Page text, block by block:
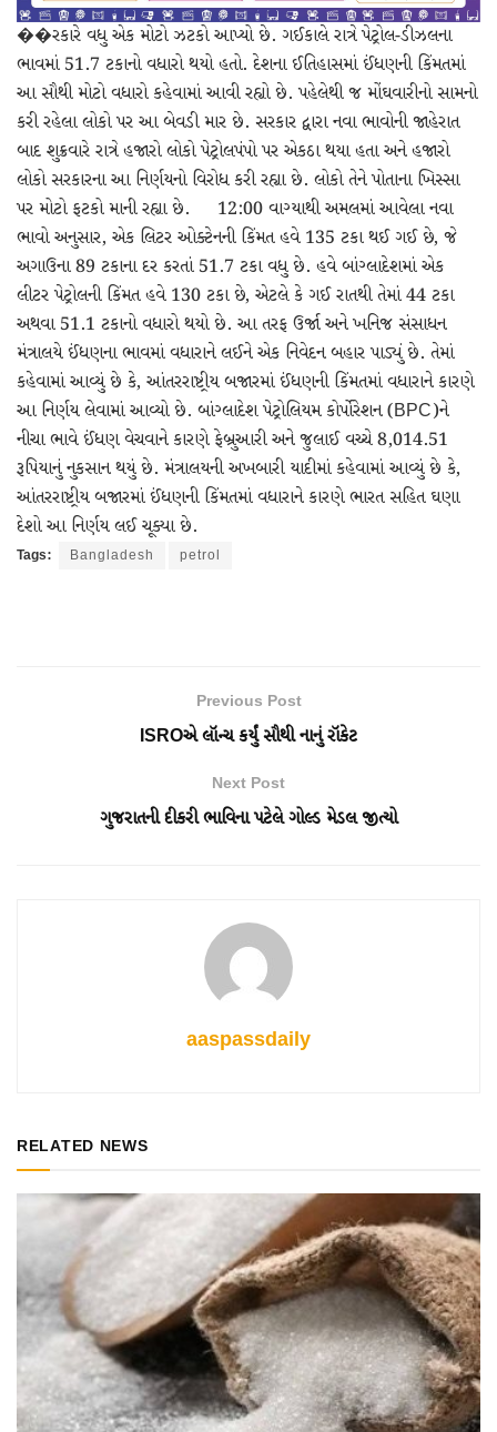
��રકારે વધુ એક મોટો ઝટકો આપ્યો છે. ગઈકાલે રાત્રે પેટ્રોલ-ડીઝલના
ભાવમાં 51.7 ટકાનો વધારો થયો હતો. દેશના ઈતિહાસમાં ઈંધણની કિંમતમાં
આ સૌથી મોટો વધારો કહેવામાં આવી રહ્યો છે. પહેલેથી જ મોંઘવારીનો સામનો
કરી રહેલા લોકો પર આ બેવડી માર છે. સરકાર દ્વારા નવા ભાવોની જાહેરાત
બાદ શુક્રવારે રાત્રે હજારો લોકો પેટ્રોલપંપો પર એકઠા થયા હતા અને હજારો
લોકો સરકારના આ નિર્ણયનો વિરોધ કરી રહ્યા છે. લોકો તેને પોતાના ખિસ્સા
પર મોટો ફટકો માની રહ્યા છે. 12:00 વાગ્યાથી અમલમાં આવેલા નવા
ભાવો અનુસાર, એક લિટર ઓક્ટેનની કિંમત હવે 135 ટકા થઈ ગઈ છે, જે
અગાઉના 89 ટકાના દર કરતાં 51.7 ટકા વધુ છે. હવે બાંગ્લાદેશમાં એક
લીટર પેટ્રોલની કિંમત હવે 130 ટકા છે, એટલે કે ગઈ રાતથી તેમાં 44 ટકા
અથવા 51.1 ટકાનો વધારો થયો છે. આ તરફ ઉર્જા અને ખનિજ સંસાધન
મંત્રાલયે ઈંધણના ભાવમાં વધારાને લઈને એક નિવેદન બહાર પાડ્યું છે. તેમાં
કહેવામાં આવ્યું છે કે, આંતરરાષ્ટ્રીય બજારમાં ઈંધણની કિંમતમાં વધારાને કારણે
આ નિર્ણય લેવામાં આવ્યો છે. બાંગ્લાદેશ પેટ્રોલિયમ કોર્પોરેશન (BPC)ને
નીચા ભાવે ઈંધણ વેચવાને કારણે ફેબ્રુઆરી અને જુલાઈ વચ્ચે 8,014.51
રૂપિયાનું નુકસાન થયું છે. મંત્રાલયની અખબારી યાદીમાં કહેવામાં આવ્યું છે કે,
આંતરરાષ્ટ્રીય બજારમાં ઈંધણની કિંમતમાં વધારાને કારણે ભારત સહિત ઘણા
દેશો આ નિર્ણય લઈ ચૂક્યા છે.
Tags: Bangladesh petrol
Previous Post
ISROએ લૉન્ચ કર્યું સૌથી નાનું રૉકેટ
Next Post
ગુજરાતની દીકરી ભાવિના પટેલે ગોલ્ડ મેડલ જીત્યો
aaspassdaily
RELATED NEWS